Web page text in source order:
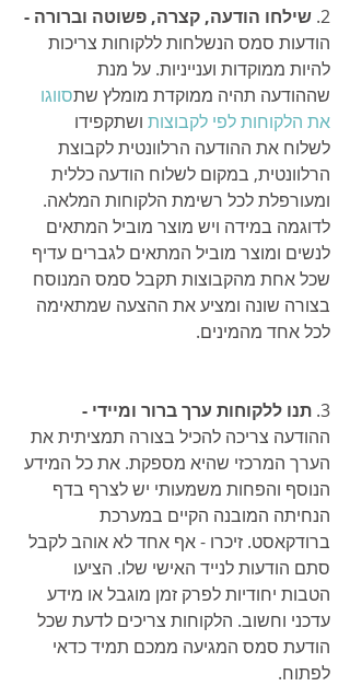
2. שילחו הודעה, קצרה, פשוטה וברורה -
הודעות סמס הנשלחות ללקוחות צריכות
להיות ממוקדות וענייניות. על מנת
שההודעה תהיה ממוקדת מומלץ שתסווגו
את הלקוחות לפי לקבוצות ושתקפידו
לשלוח את ההודעה הרלוונטית לקבוצת
הרלוונטית, במקום לשלוח הודעה כללית
ומעורפלת לכל רשימת הלקוחות המלאה.
לדוגמה במידה ויש מוצר מוביל המתאים
לנשים ומוצר מוביל המתאים לגברים עדיף
שכל אחת מהקבוצות תקבל סמס המנוסח
בצורה שונה ומציע את ההצעה שמתאימה
לכל אחד מהמינים.
3. תנו ללקוחות ערך ברור ומיידי -
ההודעה צריכה להכיל בצורה תמציתית את
הערך המרכזי שהיא מספקת. את כל המידע
הנוסף והפחות משמעותי יש לצרף בדף
הנחיתה המובנה הקיים במערכת
ברודקאסט. זיכרו - אף אחד לא אוהב לקבל
סתם הודעות לנייד האישי שלו. הציעו
הטבות יחודיות לפרק זמן מוגבל או מידע
עדכני וחשוב. הלקוחות צריכים לדעת שכל
הודעת סמס המגיעה ממכם תמיד כדאי
לפתוח.